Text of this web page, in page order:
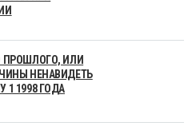
ПРОШЛОГО, ИЛИ
НЕНАВИДЕТЬ
1 1998 ГОДА